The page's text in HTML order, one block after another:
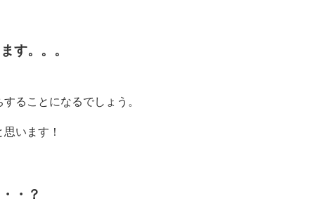
す。。。
ることになるでしょう。
います！
・？